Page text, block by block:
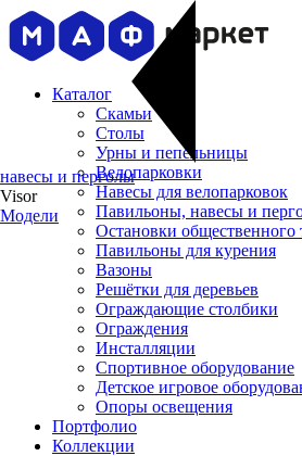
Каталог
Скамьи
Столы
Урны и пепельницы
Велопарковки
Навесы для велопарковок
Павильоны, навесы и
Остановки общественного
Павильоны для курения
Вазоны
Решётки для деревьев
Ограждающие столбики
Ограждения
Инсталляции
Cпортивное оборудование
Детское игровое
Опоры освещения
Портфолио
Коллекции
навесы и перголы
Visor
Модели